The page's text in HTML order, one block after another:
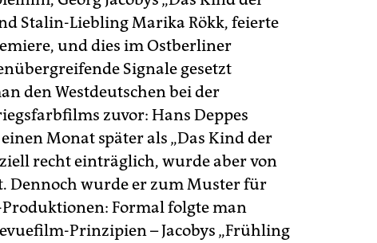
Stalin-Liebling Marika Rökk, feierte
und dies im Ostberliner
Signale gesetzt
den Westdeutschen bei der
zuvor: Hans Deppes
Monat später als „Das Kind der
recht einträglich, wurde aber von
Dennoch wurde er zum Muster für
Formal folgte man
Prinzipien – Jacobys „Frühling